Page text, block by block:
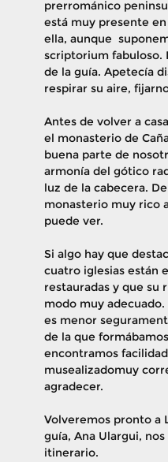
prerrománico
está muy presente
ella, aunque
scriptorium fabuloso.
de la guía. Apetecía
respirar su aire,
​Antes de volver a
el monasterio de
buena parte de
armonía del gótico
luz de la cabecera.
monasterio muy rico
puede ver.
​Si algo hay que
cuatro iglesias están
restauradas y que su
modo muy
es menor
de la que
encontramos
musealizadomuy
agradecer.
​Volveremos pronto a
guía, Ana Ulargui,
itinerario.